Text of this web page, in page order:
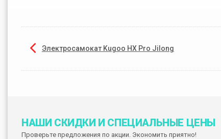
Электросамокат Kugoo HX Pro Jilong
НАШИ СКИДКИ И СПЕЦИАЛЬНЫЕ ЦЕНЫ
Проверьте предложения по акции. Экономить приятно!